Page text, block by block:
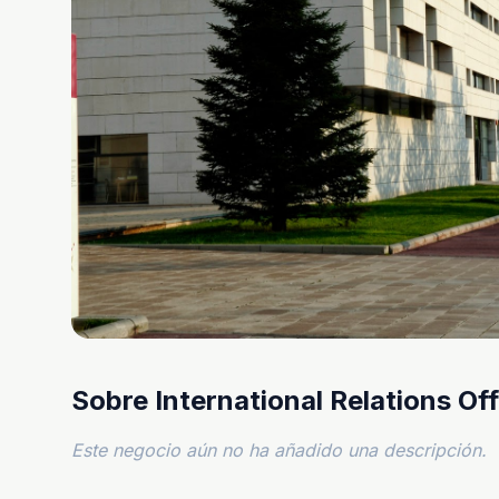
Sobre International Relations
Este negocio aún no ha añadido una descripción.